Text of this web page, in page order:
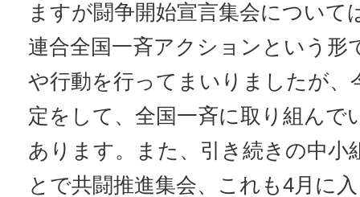
ますが闘争開始宣言集会について
連合全国一斉アクションという形
や行動を行ってまいりましたが、
定をして、全国一斉に取り組んで
あります。また、引き続きの中小
とで共闘推進集会、これも4月に